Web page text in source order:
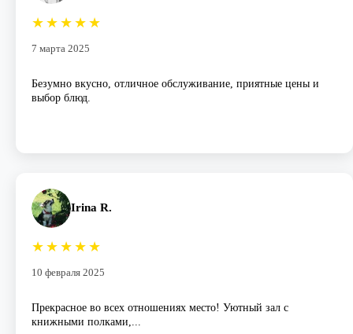
★ ★ ★ ★ ★
7 марта 2025
Безумно вкусно, отличное обслуживание, приятные цены и
выбор блюд.
Irina R.
★ ★ ★ ★ ★
10 февраля 2025
Прекрасное во всех отношениях место! Уютный зал с
книжными полками,...